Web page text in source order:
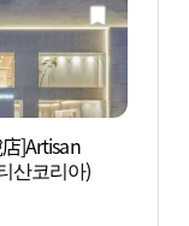
]Artisan
산코리아)